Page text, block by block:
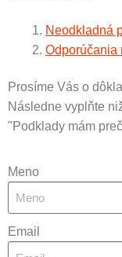
Neodkladná
Odporúčania
Prosíme Vás o
Následne vyplňte
"Podklady mám
Meno
Email